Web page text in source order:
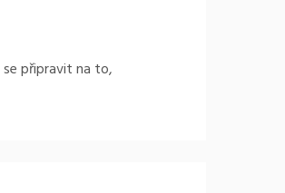
připravit na to,